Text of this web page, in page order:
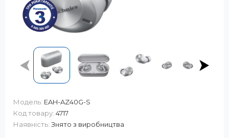
Модель: EAH-AZ40G-S
Код товару: 4717
Наявність: Знято з виробництва